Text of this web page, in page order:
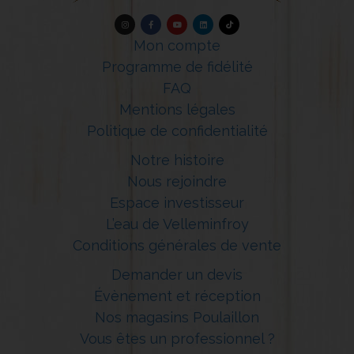
Mon compte
Programme de fidélité
FAQ
Mentions légales
Politique de confidentialité
Notre histoire
Nous rejoindre
Espace investisseur
L’eau de Velleminfroy
Conditions générales de vente
Demander un devis
Évènement et réception
Nos magasins Poulaillon
Vous êtes un professionnel ?